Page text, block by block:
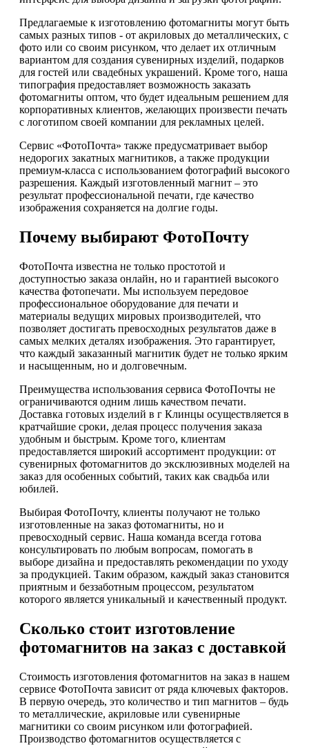
Предлагаемые к изготовлению фотомагниты могут быть
самых разных типов - от акриловых до металлических, с
фото или со своим рисунком, что делает их отличным
вариантом для создания сувенирных изделий, подарков
для гостей или свадебных украшений. Кроме того, наша
типография предоставляет возможность заказать
фотомагниты оптом, что будет идеальным решением для
корпоративных клиентов, желающих произвести печать
с логотипом своей компании для рекламных целей.
Сервис «ФотоПочта» также предусматривает выбор
недорогих закатных магнитиков, а также продукции
премиум-класса с использованием фотографий высокого
разрешения. Каждый изготовленный магнит – это
результат профессиональной печати, где качество
изображения сохраняется на долгие годы.
Почему выбирают ФотоПочту
ФотоПочта известна не только простотой и
доступностью заказа онлайн, но и гарантией высокого
качества фотопечати. Мы используем передовое
профессиональное оборудование для печати и
материалы ведущих мировых производителей, что
позволяет достигать превосходных результатов даже в
самых мелких деталях изображения. Это гарантирует,
что каждый заказанный магнитик будет не только ярким
и насыщенным, но и долговечным.
Преимущества использования сервиса ФотоПочты не
ограничиваются одним лишь качеством печати.
Доставка готовых изделий в г Клинцы осуществляется в
кратчайшие сроки, делая процесс получения заказа
удобным и быстрым. Кроме того, клиентам
предоставляется широкий ассортимент продукции: от
сувенирных фотомагнитов до эксклюзивных моделей на
заказ для особенных событий, таких как свадьба или
юбилей.
Выбирая ФотоПочту, клиенты получают не только
изготовленные на заказ фотомагниты, но и
превосходный сервис. Наша команда всегда готова
консультировать по любым вопросам, помогать в
выборе дизайна и предоставлять рекомендации по уходу
за продукцией. Таким образом, каждый заказ становится
приятным и беззаботным процессом, результатом
которого является уникальный и качественный продукт.
Сколько стоит изготовление
фотомагнитов на заказ с доставкой
Стоимость изготовления фотомагнитов на заказ в нашем
сервисе ФотоПочта зависит от ряда ключевых факторов.
В первую очередь, это количество и тип магнитов – будь
то металлические, акриловые или сувенирные
магнитики со своим рисунком или фотографией.
Производство фотомагнитов осуществляется с